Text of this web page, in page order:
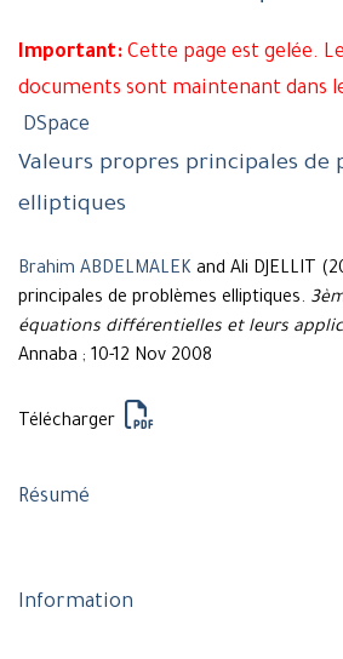
Important: Cette page est gelée.
documents sont maintenant dans
DSpace
Valeurs propres principales de
elliptiques
Brahim ABDELMALEK and Ali DJELLIT
principales de problèmes elliptiques.
équations différentielles et leurs
Annaba ; 10-12 Nov 2008
Télécharger
Résumé
Information